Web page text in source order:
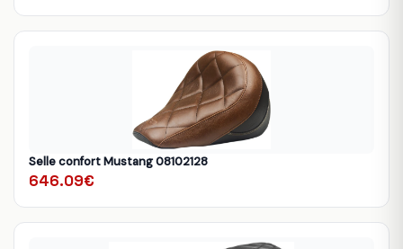
Selle confort Mustang 08102128
646.09€